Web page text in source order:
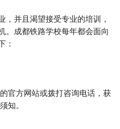
并且渴望接受专业的培训，
。成都铁路学校每年都会面向
：
官方网站或拨打咨询电话，获
知。